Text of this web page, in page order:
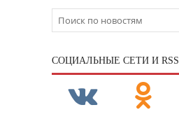
CОЦИАЛЬНЫЕ СЕТИ И RSS